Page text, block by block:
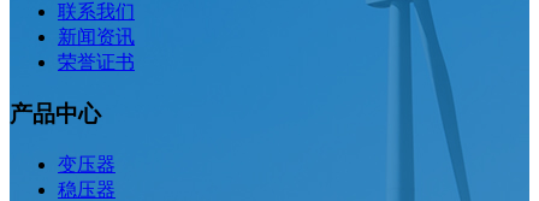
联系我们
新闻资讯
荣誉证书
产品中心
变压器
稳压器